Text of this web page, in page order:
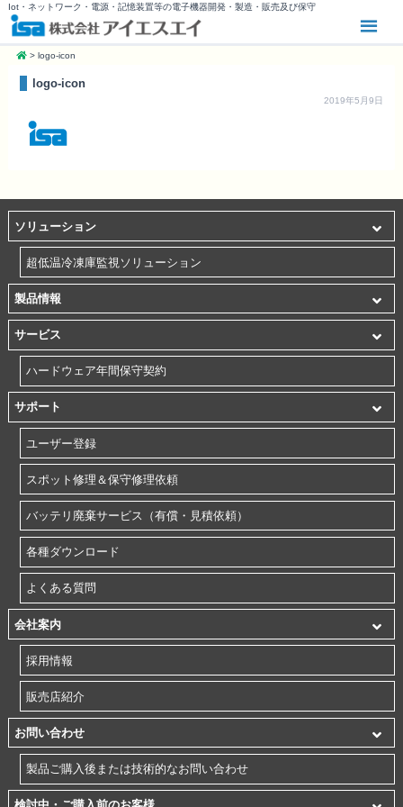
Iot・ネットワーク・電源・記憶装置等の電子機器開発・製造・販売及び保守
> logo-icon
logo-icon
2019年5月9日
ソリューション
超低温冷凍庫監視ソリューション
製品情報
サービス
ハードウェア年間保守契約
サポート
ユーザー登録
スポット修理＆保守修理依頼
バッテリ廃棄サービス（有償・見積依頼）
各種ダウンロード
よくある質問
会社案内
採用情報
販売店紹介
お問い合わせ
製品ご購入後または技術的なお問い合わせ